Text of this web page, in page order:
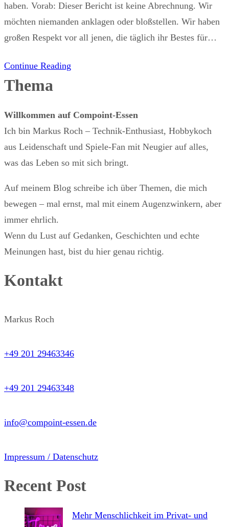
haben. Vorab: Dieser Bericht ist keine Abrechnung. Wir
möchten niemanden anklagen oder bloßstellen. Wir haben
großen Respekt vor all jenen, die täglich ihr Bestes für…
Continue Reading
Thema
Willkommen auf Compoint-Essen
Ich bin Markus Roch – Technik-Enthusiast, Hobbykoch
aus Leidenschaft und Spiele-Fan mit Neugier auf alles,
was das Leben so mit sich bringt.
Auf meinem Blog schreibe ich über Themen, die mich
bewegen – mal ernst, mal mit einem Augenzwinkern, aber
immer ehrlich.
Wenn du Lust auf Gedanken, Geschichten und echte
Meinungen hast, bist du hier genau richtig.
Kontakt
Markus Roch
+49 201 29463346
+49 201 29463348
info@compoint-essen.de
Impressum / Datenschutz
Recent Post
Mehr Menschlichkeit im Privat- und